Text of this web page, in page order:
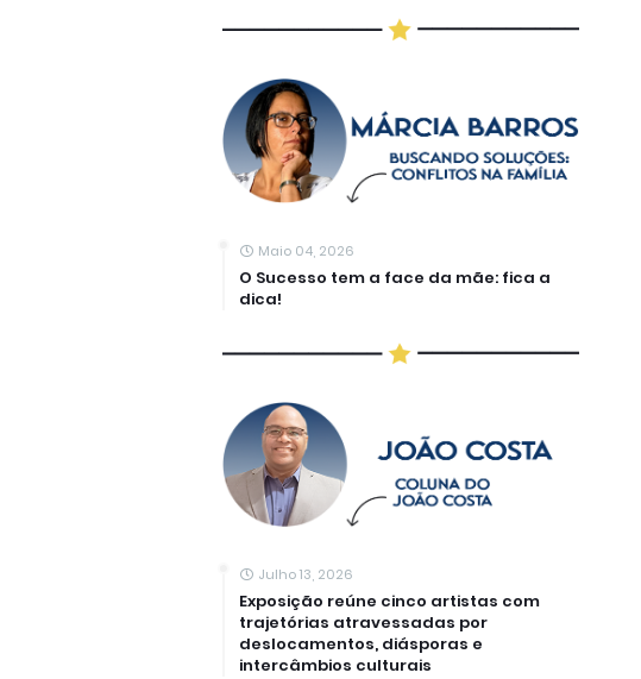
Maio 04, 2026
O Sucesso tem a face da mãe: fica a
dica!
Julho 13, 2026
Exposição reúne cinco artistas com
trajetórias atravessadas por
deslocamentos, diásporas e
intercâmbios culturais